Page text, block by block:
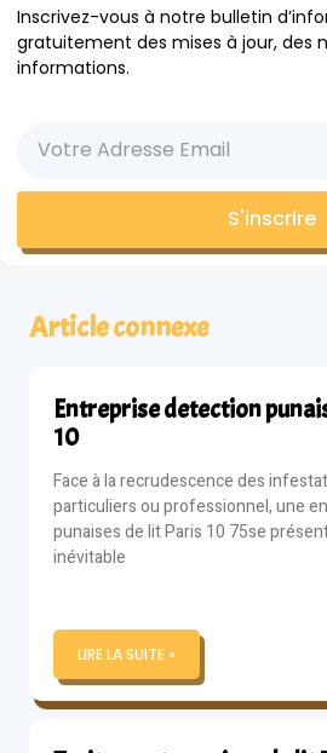
Inscrivez-vous à notre bulletin
gratuitement des mises à jour, des
informations.
S'inscrire
Article connexe
Entreprise detection
10
Face à la recrudescence des
particuliers ou professionnel, une
punaises de lit Paris 10 75se
inévitable
LIRE LA SUITE »